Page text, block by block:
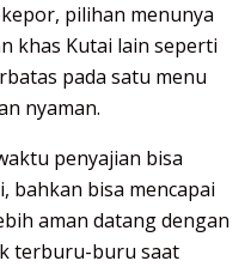
pilihan menunya
khas Kutai lain seperti
pada satu menu
nyaman.
penyajian bisa
bahkan bisa mencapai
aman datang dengan
terburu-buru saat